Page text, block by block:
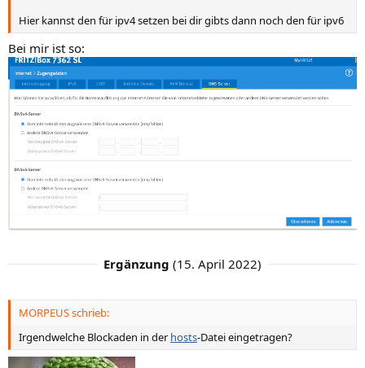
Hier kannst den für ipv4 setzen bei dir gibts dann noch den für ipv6
Bei mir ist so:
Ergänzung (15. April 2022)
MORPEUS schrieb:
Irgendwelche Blockaden in der hosts-Datei eingetragen?